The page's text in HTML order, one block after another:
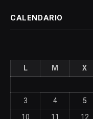
CALENDARIO
L M X
3
4 5
10
11 12